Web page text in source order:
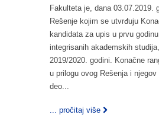
Fakulteta je, dana 03.07.2019.
Rešenje kojim se utvrđuju
kandidata za upis u prvu
integrisanih akademskih
2019/2020. godini. Konačne
u prilogu ovog Rešenja i
deo...
... pročitaj više